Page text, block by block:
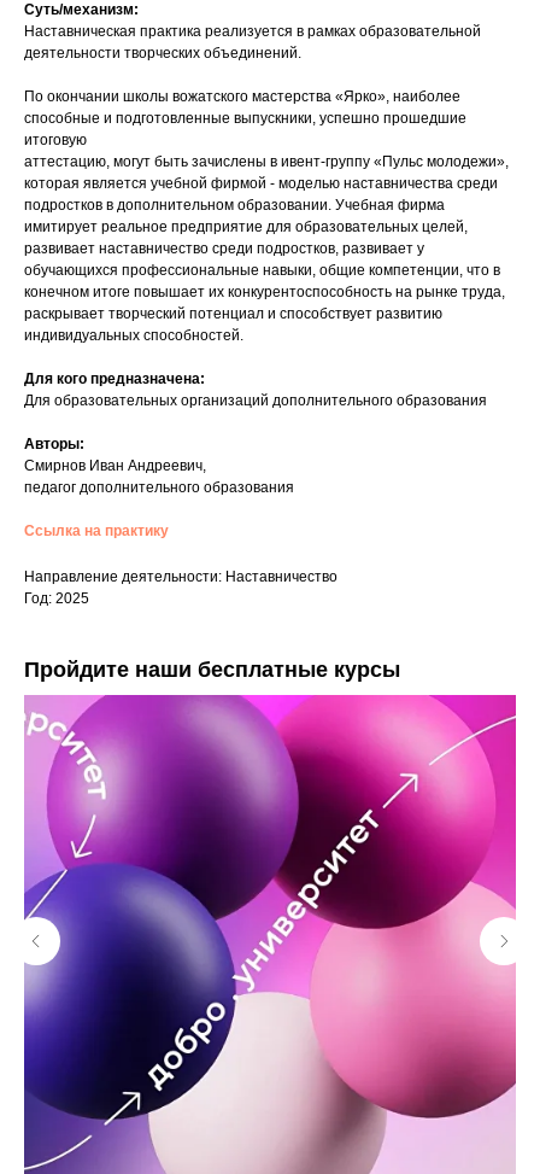
Суть/механизм:
Наставническая практика реализуется в рамках образовательной
деятельности творческих объединений.
По окончании школы вожатского мастерства «Ярко», наиболее
способные и подготовленные выпускники, успешно прошедшие
итоговую
аттестацию, могут быть зачислены в ивент-группу «Пульс молодежи»,
которая является учебной фирмой - моделью наставничества среди
подростков в дополнительном образовании. Учебная фирма
имитирует реальное предприятие для образовательных целей,
развивает наставничество среди подростков, развивает у
обучающихся профессиональные навыки, общие компетенции, что в
конечном итоге повышает их конкурентоспособность на рынке труда,
раскрывает творческий потенциал и способствует развитию
индивидуальных способностей.
Для кого предназначена:
Для образовательных организаций дополнительного образования
Авторы:
Смирнов Иван Андреевич,
педагог дополнительного образования
Ссылка на практику
Направление деятельности: Наставничество
Год: 2025
Пройдите наши бесплатные курсы